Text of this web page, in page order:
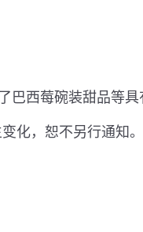
巴西莓碗装甜品等具
化，恕不另行通知。